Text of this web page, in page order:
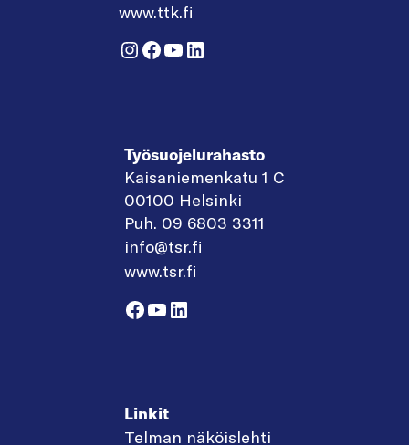
www.ttk.fi
Instagram
Facebook
YouTube
LinkedIn
Työsuojelurahasto
Kaisaniemenkatu 1 C
00100 Helsinki
Puh. 09 6803 3311
info@tsr.fi
www.tsr.fi
Facebook
YouTube
LinkedIn
Linkit
Telman näköislehti